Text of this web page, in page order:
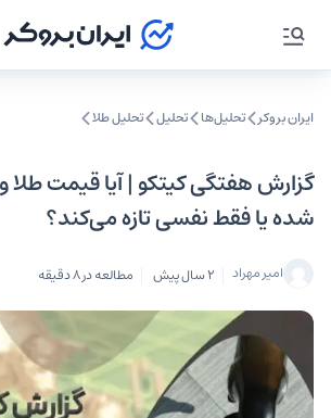
ایران بروکر تحلیل‌ها تحلیل‌ تحلیل طلا
گزارش هفتگی کیتکو | آیا قیمت طلا
شده یا فقط نفسی تازه می‌کند؟
امیر مهراد 2 سال پیش مطالعه در 8 دقیقه